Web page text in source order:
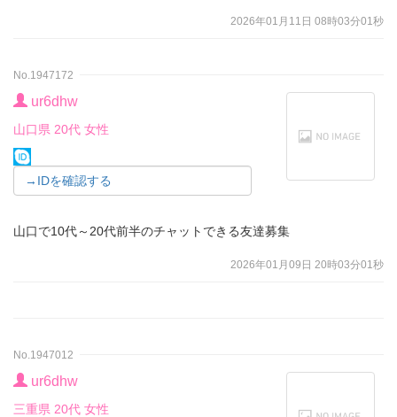
2026年01月11日 08時03分01秒
No.1947172
ur6dhw
山口県 20代 女性
→IDを確認する
山口で10代～20代前半のチャットできる友達募集
2026年01月09日 20時03分01秒
No.1947012
ur6dhw
三重県 20代 女性